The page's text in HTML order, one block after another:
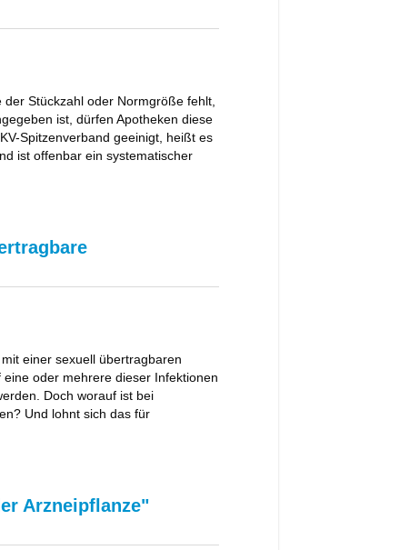
Stückzahl oder Normgröße fehlt,
ist, dürfen Apotheken diese
Spitzenverband geeinigt, heißt es
ist offenbar ein systematischer
einer sexuell übertragbaren
oder mehrere dieser Infektionen
Doch worauf ist bei
Und lohnt sich das für
Arzneipflanze"